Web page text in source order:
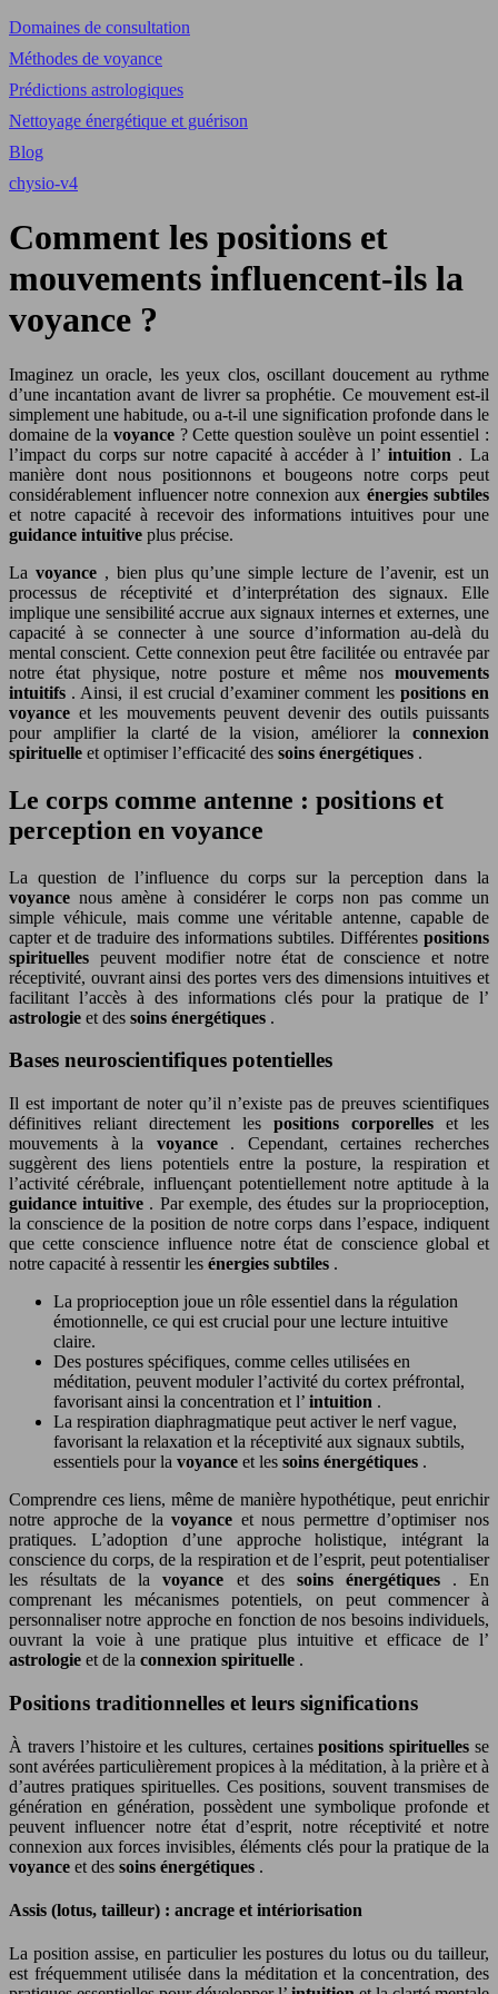
Domaines de consultation
Méthodes de voyance
Prédictions astrologiques
Nettoyage énergétique et guérison
Blog
chysio-v4
Comment les positions et
mouvements influencent-ils la
voyance ?
Imaginez un oracle, les yeux clos, oscillant doucement au rythme
d’une incantation avant de livrer sa prophétie. Ce mouvement est-il
simplement une habitude, ou a-t-il une signification profonde dans le
domaine de la voyance ? Cette question soulève un point essentiel :
l’impact du corps sur notre capacité à accéder à l’ intuition . La
manière dont nous positionnons et bougeons notre corps peut
considérablement influencer notre connexion aux énergies subtiles
et notre capacité à recevoir des informations intuitives pour une
guidance intuitive plus précise.
La voyance , bien plus qu’une simple lecture de l’avenir, est un
processus de réceptivité et d’interprétation des signaux. Elle
implique une sensibilité accrue aux signaux internes et externes, une
capacité à se connecter à une source d’information au-delà du
mental conscient. Cette connexion peut être facilitée ou entravée par
notre état physique, notre posture et même nos mouvements
intuitifs . Ainsi, il est crucial d’examiner comment les positions en
voyance et les mouvements peuvent devenir des outils puissants
pour amplifier la clarté de la vision, améliorer la connexion
spirituelle et optimiser l’efficacité des soins énergétiques .
Le corps comme antenne : positions et
perception en voyance
La question de l’influence du corps sur la perception dans la
voyancenous amène à considérer le corps non pas comme un
simple véhicule, mais comme une véritable antenne, capable de
capter et de traduire des informations subtiles. Différentes positions
spirituelles peuvent modifier notre état de conscience et notre
réceptivité, ouvrant ainsi des portes vers des dimensions intuitives et
facilitant l’accès à des informations clés pour la pratique de l’
astrologie et des soins énergétiques .
Bases neuroscientifiques potentielles
Il est important de noter qu’il n’existe pas de preuves scientifiques
définitives reliant directement les positions corporelles et les
mouvements à la voyance . Cependant, certaines recherches
suggèrent des liens potentiels entre la posture, la respiration et
l’activité cérébrale, influençant potentiellement notre aptitude à la
guidance intuitive . Par exemple, des études sur la proprioception,
la conscience de la position de notre corps dans l’espace, indiquent
que cette conscience influence notre état de conscience global et
notre capacité à ressentir les énergies subtiles .
La proprioception joue un rôle essentiel dans la régulation
émotionnelle, ce qui est crucial pour une lecture intuitive
claire.
Des postures spécifiques, comme celles utilisées en
méditation, peuvent moduler l’activité du cortex préfrontal,
favorisant ainsi la concentration et l’ intuition .
La respiration diaphragmatique peut activer le nerf vague,
favorisant la relaxation et la réceptivité aux signaux subtils,
essentiels pour la voyance et les soins énergétiques .
Comprendre ces liens, même de manière hypothétique, peut enrichir
notre approche de lavoyance et nous permettre d’optimiser nos
pratiques. L’adoption d’une approche holistique, intégrant la
conscience du corps, de la respiration et de l’esprit, peut potentialiser
les résultats de lavoyance et des soins énergétiques . En
comprenant les mécanismes potentiels, on peut commencer à
personnaliser notre approche en fonction de nos besoins individuels,
ouvrant la voie à une pratique plus intuitive et efficace de l’
astrologie et de la connexion spirituelle .
Positions traditionnelles et leurs significations
À travers l’histoire et les cultures, certainespositions spirituellesse
sont avérées particulièrement propices à la méditation, à la prière et à
d’autres pratiques spirituelles. Ces positions, souvent transmises de
génération en génération, possèdent une symbolique profonde et
peuvent influencer notre état d’esprit, notre réceptivité et notre
connexion aux forces invisibles, éléments clés pour la pratique de la
voyance et des soins énergétiques .
Assis (lotus, tailleur) : ancrage et intériorisation
La position assise, en particulier les postures du lotus ou du tailleur,
est fréquemment utilisée dans la méditation et la concentration, des